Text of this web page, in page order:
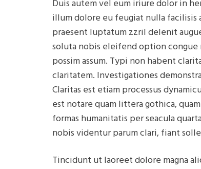
Duis autem vel eum iriure dolor in
illum dolore eu feugiat nulla facilisis
praesent luptatum zzril delenit
soluta nobis eleifend option
possim assum. Typi non habent
claritatem. Investigationes
Claritas est etiam processus
est notare quam littera gothica,
formas humanitatis per seacula
nobis videntur parum clari, fiant
Tincidunt ut laoreet dolore magna